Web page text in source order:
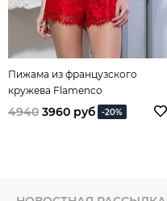
Пижама из французского
кружева Flamenco
4940 3960 руб -20%